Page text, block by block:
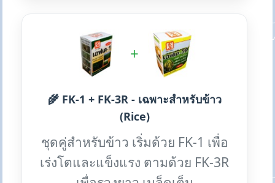
+
🌾 FK-1 + FK-3R - เฉพาะสำหรับข้าว
(Rice)
ชุดคู่สำหรับข้าว เริ่มด้วย FK-1 เพื่อ
เร่งโตและแข็งแรง ตามด้วย FK-3R